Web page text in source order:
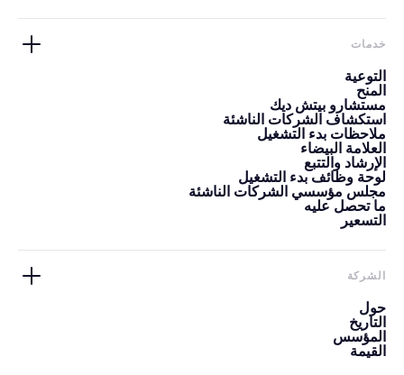
خدمات
التوعية
المنح
مستشارو بيتش ديك
استكشاف الشركات الناشئة
ملاحظات بدء التشغيل
العلامة البيضاء
الإرشاد والتتبع
لوحة وظائف بدء التشغيل
مجلس مؤسسي الشركات الناشئة
ما تحصل عليه
التسعير
الشركة
حول
التاريخ
المؤسس
القيمة